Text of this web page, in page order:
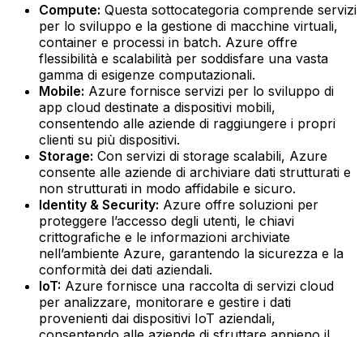
Compute: Questa sottocategoria comprende servizi
per lo sviluppo e la gestione di macchine virtuali,
container e processi in batch. Azure offre
flessibilità e scalabilità per soddisfare una vasta
gamma di esigenze computazionali.‍
Mobile: Azure fornisce servizi per lo sviluppo di
app cloud destinate a dispositivi mobili,
consentendo alle aziende di raggiungere i propri
clienti su più dispositivi.‍
Storage: Con servizi di storage scalabili, Azure
consente alle aziende di archiviare dati strutturati e
non strutturati in modo affidabile e sicuro.‍
Identity & Security: Azure offre soluzioni per
proteggere l’accesso degli utenti, le chiavi
crittografiche e le informazioni archiviate
nell’ambiente Azure, garantendo la sicurezza e la
conformità dei dati aziendali.‍
IoT: Azure fornisce una raccolta di servizi cloud
per analizzare, monitorare e gestire i dati
provenienti dai dispositivi IoT aziendali,